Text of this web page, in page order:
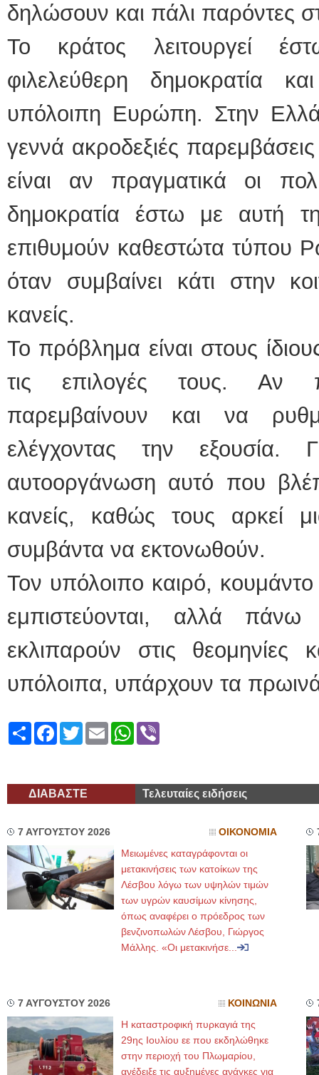
δηλώσουν και πάλι παρόντες
Το κράτος λειτουργεί
φιλελεύθερη δημοκρατία
υπόλοιπη Ευρώπη. Στην
γεννά ακροδεξιές
είναι αν πραγματικά οι
δημοκρατία έστω με αυτή
επιθυμούν καθεστώτα τύπου
όταν συμβαίνει κάτι στην
κανείς.
Το πρόβλημα είναι στους
τις επιλογές τους. Αν
παρεμβαίνουν και να
ελέγχοντας την εξουσία.
αυτοοργάνωση αυτό που
κανείς, καθώς τους αρκεί
συμβάντα να εκτονωθούν.
Τον υπόλοιπο καιρό,
εμπιστεύονται, αλλά
εκλιπαρούν στις θεομηνίες
υπόλοιπα, υπάρχουν τα
ShareFacebook
TwitterEmailWhatsApp
ΔΙΑΒΑΣΤΕ Τελευταίες ειδήσεις
7 ΑΥΓΟΥΣΤΟΥ 2026 ΟΙΚΟΝΟΜΙΑ
Μειωμένες καταγράφονται οι
μετακινήσεις των κατοίκων της
Λέσβου λόγω των υψηλών τιμών
των υγρών καυσίμων κίνησης,
όπως αναφέρει ο πρόεδρος των
βενζινοπωλών Λέσβου, Γιώργος
Μάλλης. «Οι μετακινήσε...
7 ΑΥΓΟΥΣΤΟΥ 2026 ΚΟΙΝΩΝΙΑ
Η καταστροφική πυρκαγιά της
29ης Ιουλίου εε που εκδηλώθηκε
στην περιοχή του Πλωμαρίου,
ανέδειξε τις αυξημένες ανάγκες για